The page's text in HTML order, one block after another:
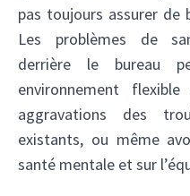
pas toujours assurer de
Les problèmes de
derrière le bureau
environnement
aggravations des
existants, ou même
santé mentale et sur